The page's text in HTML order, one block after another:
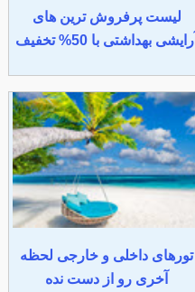
لیست پرفروش ترین های
آرایشی بهداشتی با 50% تخفیف
تورهای داخلی و خارجی لحظه
آخری رو از دست نده